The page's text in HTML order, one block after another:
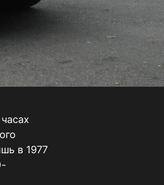
в 1977